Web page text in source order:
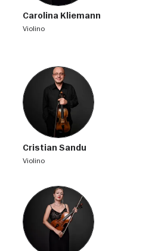
Carolina Kliemann
violino
Cristian Sandu
violino